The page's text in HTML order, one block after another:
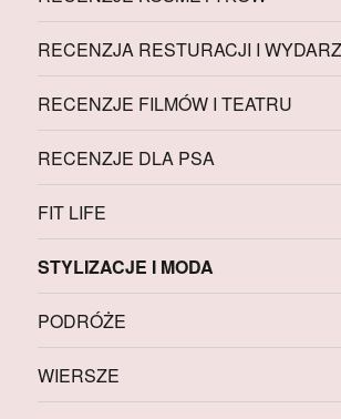
RECENZJA RESTURACJI I
RECENZJE FILMÓW I TEATRU
RECENZJE DLA PSA
FIT LIFE
STYLIZACJE I MODA
PODRÓŻE
WIERSZE